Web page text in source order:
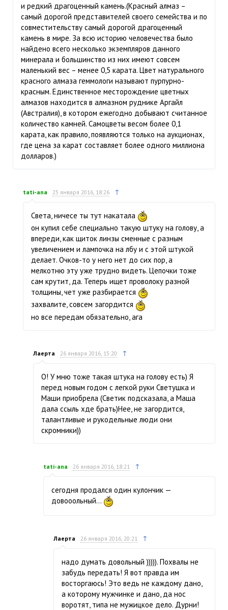
и редкий драгоценный камень.(Красный алмаз –
самый дорогой представителей своего семейства и по
совместительству самый дорогой драгоценный
камень в мире. За всю историю человечества было
найдено всего несколько экземпляров данного
минерала и большинство из них имеют совсем
маленький вес – менее 0,5 карата. Цвет натурального
красного алмаза геммологи называют пурпурно-
красным. Единственное месторождение цветных
алмазов находится в алмазном руднике Аргайл
(Австралия), в котором ежегодно добывают считанное
количество камней. Самоцветы весом более 0,1
карата, как правило, появляются только на аукционах,
где цена за карат составляет более одного миллиона
долларов.)
tati-ana 25 января 2016, 18:26 ↑
Света, ничесе ты тут накатала
он купил себе специально такую штуку на голову, а
впереди, как щиток линзы сменные с разным
увеличением и лампочка на лбу и с этой штукой
делает. Очков-то у него нет до сих пор, а
мелкотню эту уже трудно видеть. Цепочки тоже
сам крутит, да. Теперь ищет проволоку разной
толщины, чет уже разбирается
захвалите, совсем загордится
но все передам обязательно, ага
Лаерта 26 января 2016, 15:20 ↑
О! У мню тоже такая штука на голову есть) Я
перед новым годом с легкой руки Светушка и
Маши приобрела (Светик подсказала, а Маша
дала ссыль хде брать)Нее, не загордится,
талантливые и рукодельные люди они
скромники))
tati-ana 26 января 2016, 18:21 ↑
сегодня продался один кулончик —
довооольный…
Лаерта 26 января 2016, 20:21 ↑
надо думать довольный ))))). Похвалы не
забудь передать! Я вот правда им
восторгаюсь! Это ведь не каждому дано,
а которому мужчинке и дано, да нос
воротят, типа не мужицкое дело. Дурни!